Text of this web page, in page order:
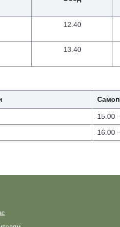
12.40
13.40
15.00
16.00